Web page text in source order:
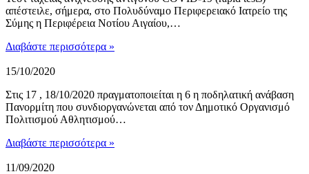
απέστειλε, σήμερα, στο Πολυδύναμο Περιφερειακό Ιατρείο της
Σύμης η Περιφέρεια Νοτίου Αιγαίου,…
Διαβάστε περισσότερα »
15/10/2020
Στις 17 , 18/10/2020 πραγματοποιείται η 6 η ποδηλατική ανάβαση
Πανορμίτη που συνδιοργανώνεται από τον Δημοτικό Οργανισμό
Πολιτισμού Αθλητισμού…
Διαβάστε περισσότερα »
11/09/2020